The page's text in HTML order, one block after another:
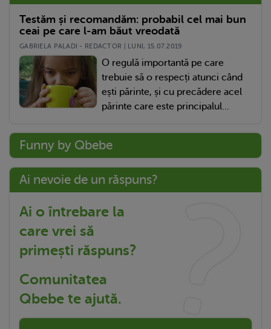
Testăm și recomandăm: probabil cel mai bun
ceai pe care l-am băut vreodată
GABRIELA PALADI - REDACTOR | LUNI, 15.07.2019
O regulă importantă pe care
trebuie să o respecți atunci când
ești părinte, și cu precădere acel
părinte care este principalul...
Funny by Qbebe
Ai nevoie de un răspuns?
Ai o întrebare la
care vrei să
primești răspuns?
Comunitatea
Qbebe te ajută.